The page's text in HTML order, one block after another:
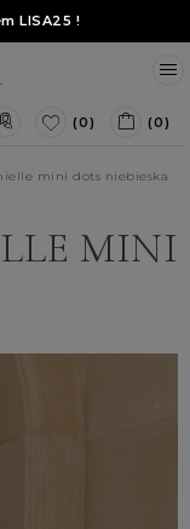
LISA25 !
(0) (0)
mini dots niebieska
MINI